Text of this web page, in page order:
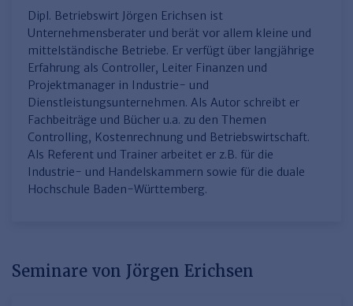
Organisation
Personalentwicklung und
Talentmanagement
Persönlichkeitsentwicklung
Steuerkanzlei und Gebühren
Software und Tools
Miet- und WE-Recht
Rechtsanwaltskanzlei und Gebühren
Verkehrsrecht
Wirtschaftsrecht
Sozialrecht
Compliance
Miet- und Bestandsverwaltung
WEG-Verwaltung
Wohnungswirtschaft
Immobilienverwaltung
Finden Sie Ihr Thema
TV-L
TVöD
Kommunale Finanzen
SGB & Sozialwesen
Arbeitsschutz & BGM
Finden Sie Ihr Thema
Arbeitsschutz
Betriebliches
Gesundheitsmanagement
Zurück
Produktpräsentationen
Finden Sie Ihr Thema
Haufe Zeugnis Manager
Dipl. Betriebswirt Jörgen Erichsen ist
Unternehmensberater und berät vor allem kleine und
mittelständische Betriebe. Er verfügt über langjährige
Erfahrung als Controller, Leiter Finanzen und
Projektmanager in Industrie- und
Dienstleistungsunternehmen. Als Autor schreibt er
Fachbeiträge und Bücher u.a. zu den Themen
Controlling, Kostenrechnung und Betriebswirtschaft.
Als Referent und Trainer arbeitet er z.B. für die
Industrie- und Handelskammern sowie für die duale
Hochschule Baden-Württemberg.
Seminare von Jörgen Erichsen